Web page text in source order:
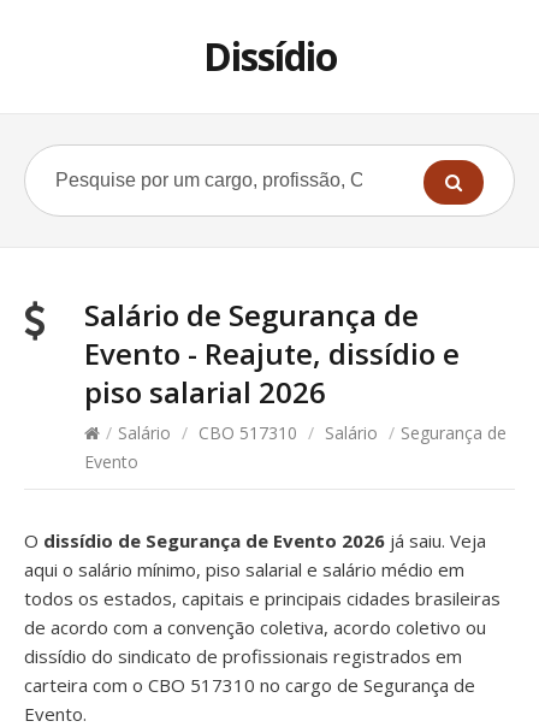
Dissídio
Salário de Segurança de
Evento - Reajute, dissídio e
piso salarial 2026
/ Salário / CBO 517310 / Salário / Segurança de
Evento
O dissídio de Segurança de Evento 2026 já saiu. Veja
aqui o salário mínimo, piso salarial e salário médio em
todos os estados, capitais e principais cidades brasileiras
de acordo com a convenção coletiva, acordo coletivo ou
dissídio do sindicato de profissionais registrados em
carteira com o CBO 517310 no cargo de Segurança de
Evento.